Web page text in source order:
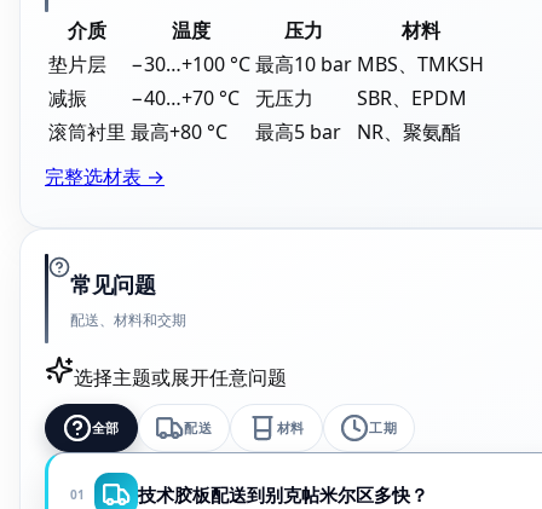
介质 温度 压力
材料
垫片层
−30…+100 °C最高10 bar MBS、TMKSH
减振
−40…+70 °C 无压力
SBR、EPDM
滚筒衬里 最高+80 °C 最高5 bar
NR、聚氨酯
完整选材表 →
常见问题
配送、材料和交期
选择主题或展开任意问题
全部 配送 材料 工期
01 技术胶板配送到别克帖米尔区多快？